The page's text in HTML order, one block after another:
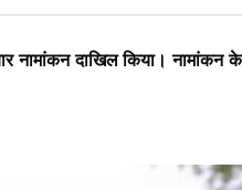
नामांकन दाखिल किया। नामांकन